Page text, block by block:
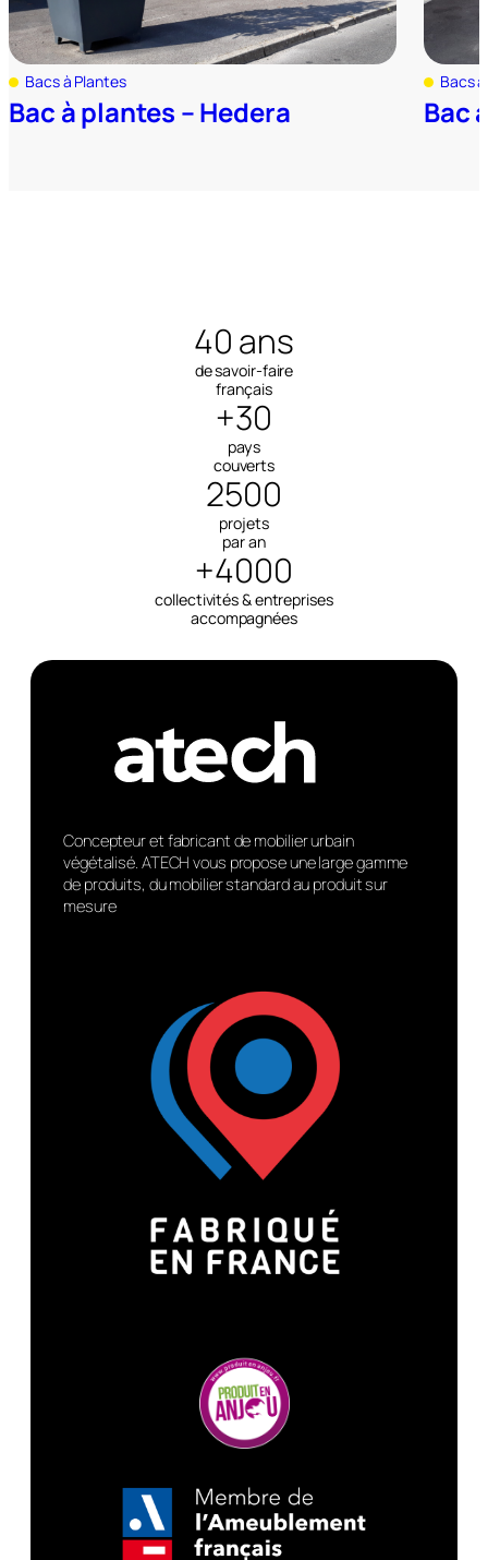
Bacs à Plantes
Bac à plantes – Hedera
Bacs
Bac
40 ans
de savoir-faire
français
+30
pays
couverts
2500
projets
par an
+4000
collectivités & entreprises
accompagnées
Concepteur et fabricant de mobilier urbain
végétalisé. ATECH vous propose une large gamme
de produits, du mobilier standard au produit sur
mesure